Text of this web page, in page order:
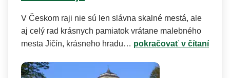
V Českom raji nie sú len slávna skalné mestá, ale
aj celý rad krásnych pamiatok vrátane malebného
mesta Jičín, krásneho hradu… pokračovať v čítaní